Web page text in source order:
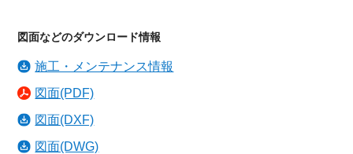
図面などのダウンロード情報
施工・メンテナンス情報
図面(PDF)
図面(DXF)
図面(DWG)